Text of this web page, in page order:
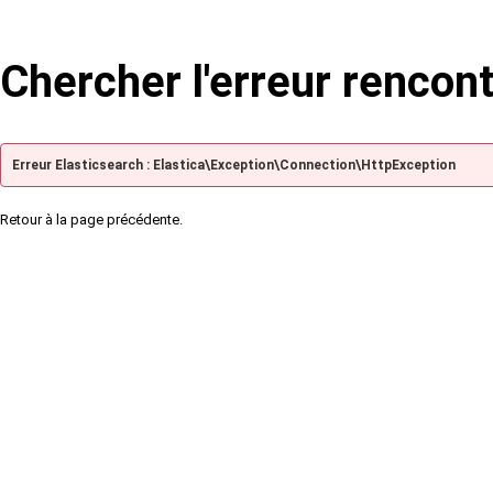
Chercher l'erreur
Erreur Elasticsearch : Elastica\Exception\Connection\HttpException
Retour à la page précédente.